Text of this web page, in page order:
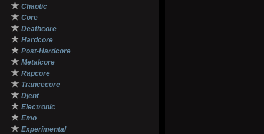
★ Chaotic
★ Core
★ Deathcore
★ Hardcore
★ Post-Hardcore
★ Metalcore
★ Rapcore
★ Trancecore
★ Djent
★ Electronic
★ Emo
★ Experimental